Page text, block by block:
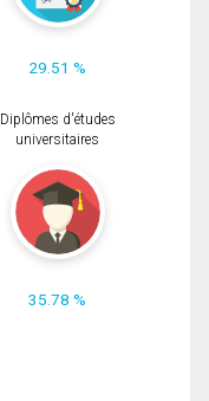
29.51 %
Diplômes d'études
universitaires
35.78 %